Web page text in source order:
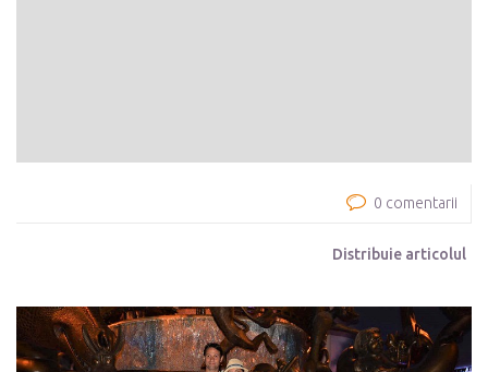
0 comentarii
Distribuie articolul